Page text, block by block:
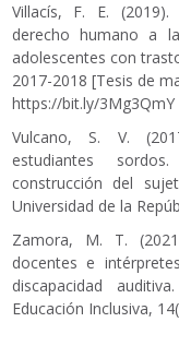
Villacís, F. E.
derecho humano a
adolescentes con
2017-2018 [Tesis de
https://bit.ly/3Mg3QmY
Vulcano, S. V.
estudiantes
construcción del
Universidad de la
Zamora, M. T.
docentes e
discapacidad
Educación Inclusiva,